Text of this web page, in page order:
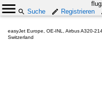
Suche
Registrieren
easyJet Europe, OE-INL, Airbus A320-
Switzerland